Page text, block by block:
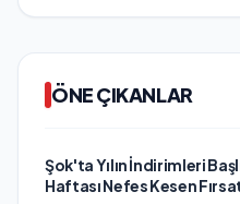
ÖNE ÇIKANLAR
Şok'ta Yılın İndirimleri
Haftası Nefes Kesen